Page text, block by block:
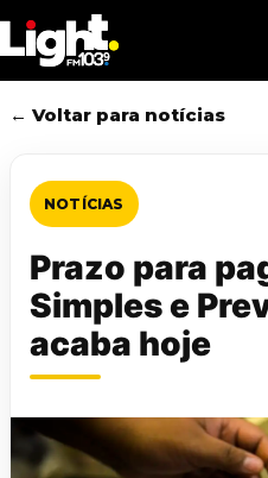
to
main
content
← Voltar para notícias
NOTÍCIAS
Prazo para
Simples e
acaba hoje